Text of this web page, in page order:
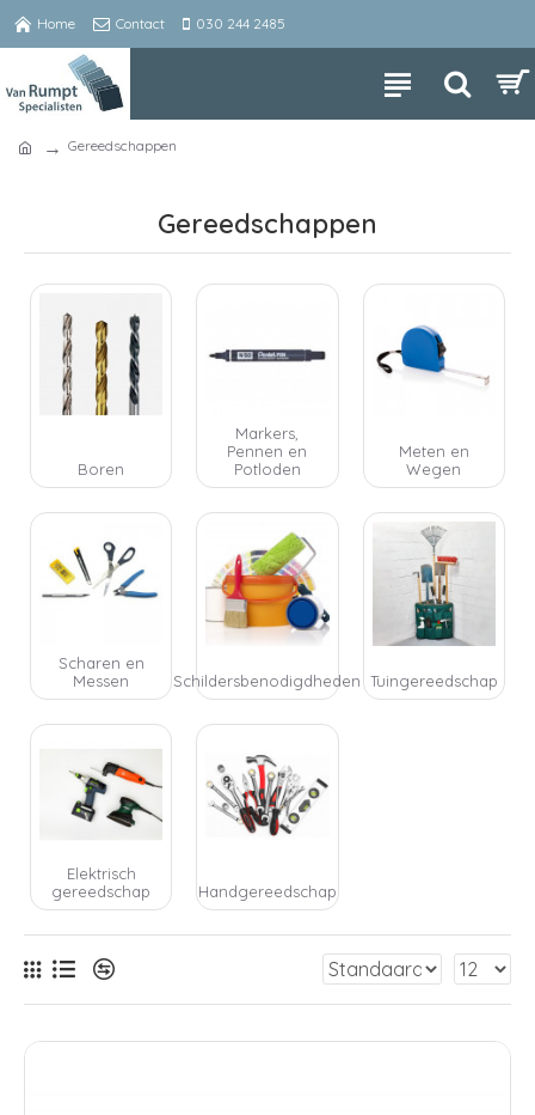
Home Contact 030 244 2485
Gereedschappen
Gereedschappen
Boren
Markers,
Pennen en
Potloden
Meten en
Wegen
Scharen en
Messen
Schildersbenodigdheden Tuingereedschap
Elektrisch
gereedschap
Handgereedschap